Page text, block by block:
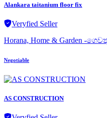
Alankara taitanium floor fix
Veryfied Seller
Horana, Home & Garden -
Negotiable
AS CONSTRUCTION